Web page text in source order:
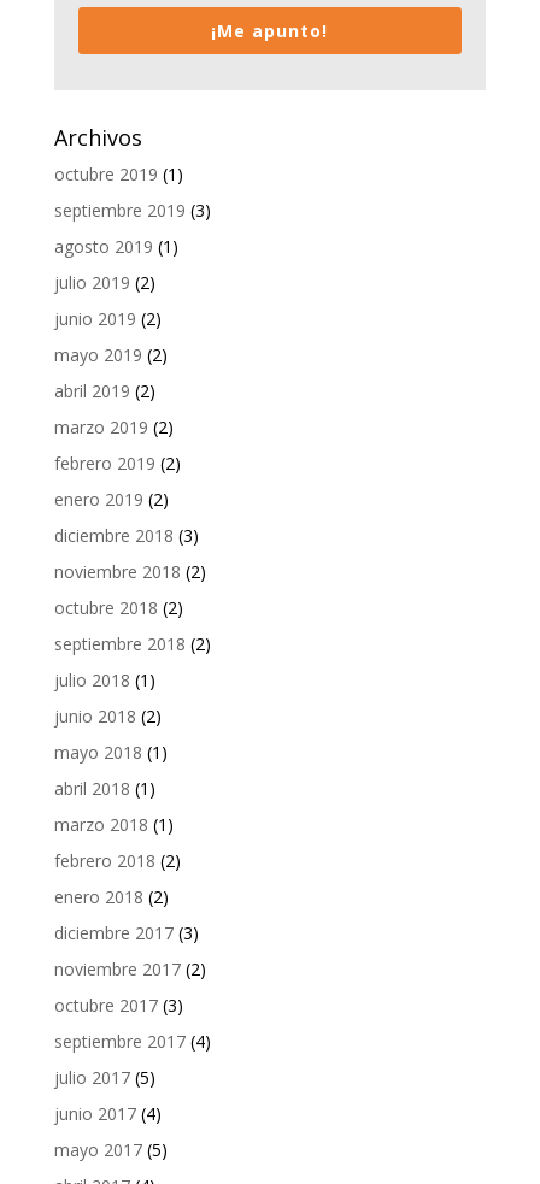
¡Me apunto!
Archivos
octubre 2019 (1)
septiembre 2019 (3)
agosto 2019 (1)
julio 2019 (2)
junio 2019 (2)
mayo 2019 (2)
abril 2019 (2)
marzo 2019 (2)
febrero 2019 (2)
enero 2019 (2)
diciembre 2018 (3)
noviembre 2018 (2)
octubre 2018 (2)
septiembre 2018 (2)
julio 2018 (1)
junio 2018 (2)
mayo 2018 (1)
abril 2018 (1)
marzo 2018 (1)
febrero 2018 (2)
enero 2018 (2)
diciembre 2017(3)
noviembre 2017(2)
octubre 2017(3)
septiembre 2017(4)
julio 2017(5)
junio 2017(4)
mayo 2017(5)